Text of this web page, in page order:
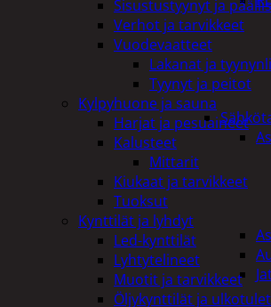
Sisustustyynyt ja
Verhot ja tarvikkeet
Vuodevaatteet
Lakanat ja
Tyynyt ja peitot
Kylpyhuone ja sauna
Harjat ja pesuaineet
Kalusteet
Mittarit
Kiukaat ja tarvikkeet
Tuoksut
Kynttilät ja lyhdyt
Led-kynttilät
Lyhtytelineet
Muotit ja tarvikkeet
Öljykynttilät ja ulkotulet